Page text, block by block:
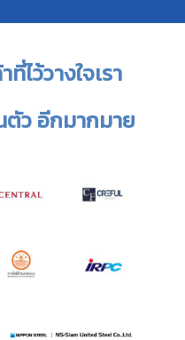
ไว้วางใจเรา
ตัว อีกมากมาย